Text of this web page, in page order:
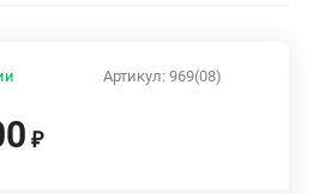
Артикул: 969(08)
₽